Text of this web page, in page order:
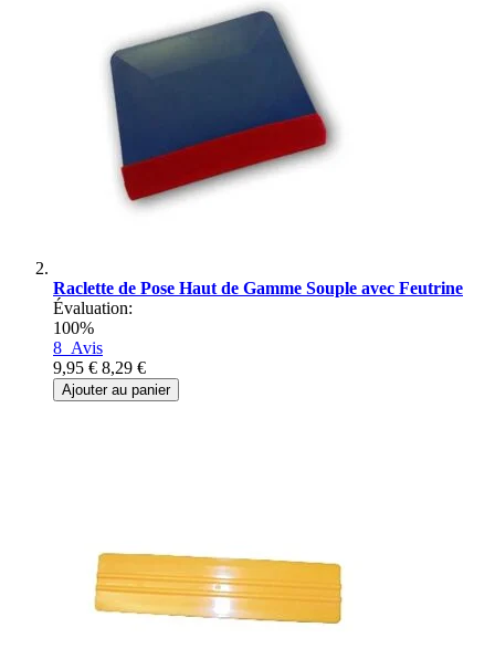
Raclette de Pose Haut de Gamme Souple avec Feutrine
Évaluation:
100%
8 Avis
9,95 € 8,29 €
Ajouter au panier